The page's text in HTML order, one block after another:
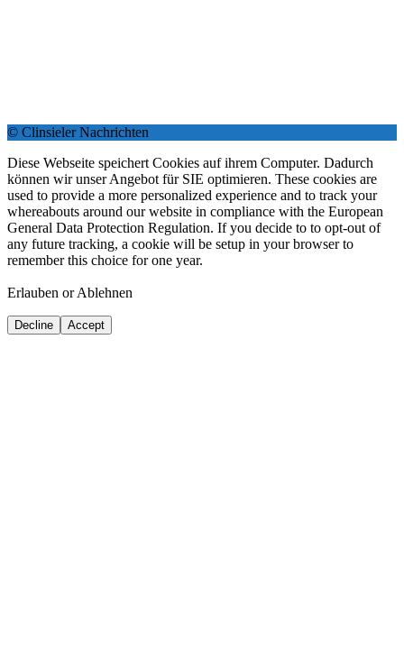
© Clinsieler Nachrichten
Diese Webseite speichert Cookies auf ihrem Computer. Dadurch
können wir unser Angebot für SIE optimieren. These cookies are
used to provide a more personalized experience and to track your
whereabouts around our website in compliance with the European
General Data Protection Regulation. If you decide to to opt-out of
any future tracking, a cookie will be setup in your browser to
remember this choice for one year.
Erlauben or Ablehnen
Decline Accept